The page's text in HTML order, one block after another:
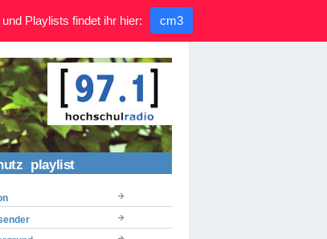
playlist
Playlists findet ihr hier: cm3